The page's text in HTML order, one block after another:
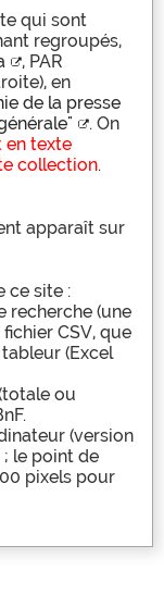
qui sont
regroupés,
, PAR
en
de la presse
. On
en texte
collection.
apparaît sur
ce site :
recherche (une
CSV, que
(Excel
ou
(version
le point de
pixels pour